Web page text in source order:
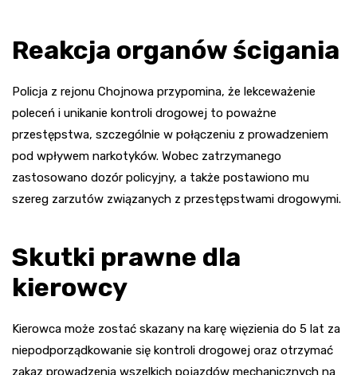
Reakcja organów ścigania
Policja z rejonu Chojnowa przypomina, że lekceważenie
poleceń i unikanie kontroli drogowej to poważne
przestępstwa, szczególnie w połączeniu z prowadzeniem
pod wpływem narkotyków. Wobec zatrzymanego
zastosowano dozór policyjny, a także postawiono mu
szereg zarzutów związanych z przestępstwami drogowymi.
Skutki prawne dla
kierowcy
Kierowca może zostać skazany na karę więzienia do 5 lat za
niepodporządkowanie się kontroli drogowej oraz otrzymać
zakaz prowadzenia wszelkich pojazdów mechanicznych na